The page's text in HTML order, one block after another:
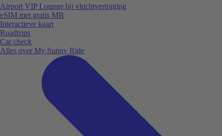
Airport VIP Lounge bij vluchtvertraging
eSIM met gratis MB
Interactieve kaart
Roadtrips
Car check
Alles over My Sunny Ride